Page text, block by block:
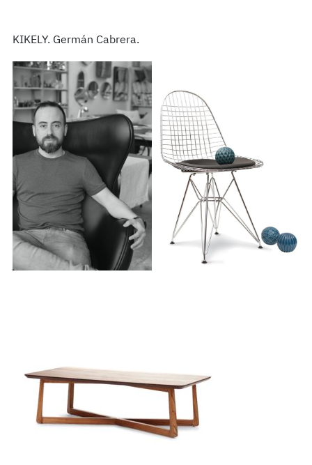
KIKELY. Germán Cabrera.